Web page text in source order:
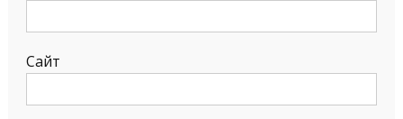
Сайт